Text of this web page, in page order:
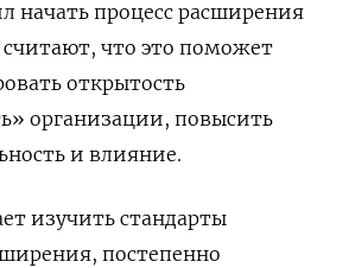
начать процесс расширения
что это поможет
открытость
организации, повысить
и влияние.
изучить стандарты
постепенно